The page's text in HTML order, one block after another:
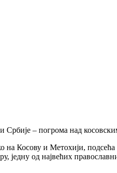
Србије – погрома над
Косову и Метохији, подсећа
једну од највећих